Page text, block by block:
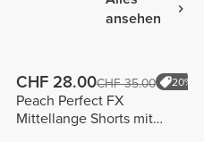
ansehen
CHF 28.00CHF 35.00 20%
Peach Perfect FX
Mittellange Shorts mit